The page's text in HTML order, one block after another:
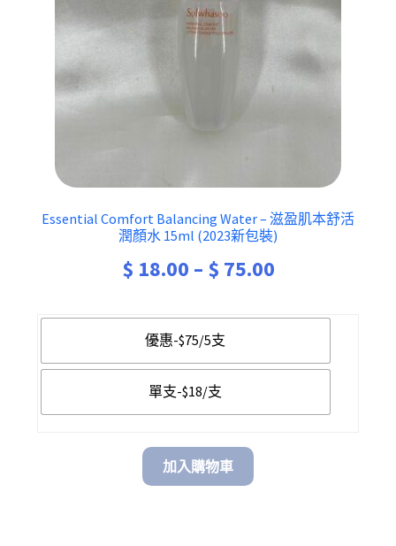
Essential Comfort Balancing Water – 滋盈肌本舒活
潤顏水 15ml (2023新包裝)
$ 18.00 – $ 75.00Price
through
優惠-$75/5支
單支-$18/支
加入購物車